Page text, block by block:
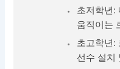
초저학년:
움직이는
초고학년:
선수 설치